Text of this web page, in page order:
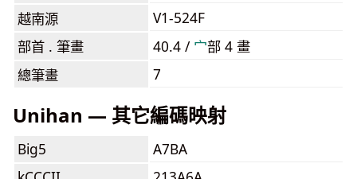
越南源
V1-524F
部首 . 筆畫
40.4 / ⼧部 4 畫
總筆畫
7
Unihan — 其它編碼映射
Big5
A7BA